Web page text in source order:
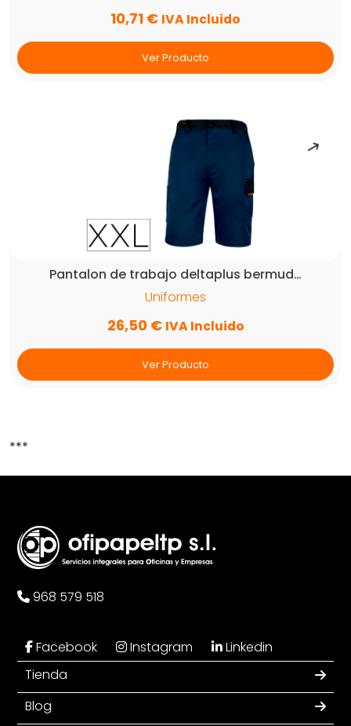
10,71 € IVA Incluido
Ver Producto
Pantalon de trabajo deltaplus bermud…
Uniformes
26,50 € IVA Incluido
Ver Producto
***
968 579 518
Facebook Instagram
Linkedin
Tienda
Blog